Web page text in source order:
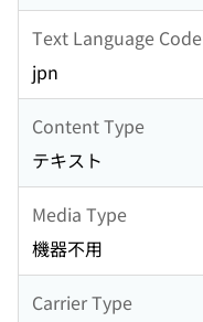
Text Language Code
jpn
Content Type
テキスト
Media Type
機器不用
Carrier Type